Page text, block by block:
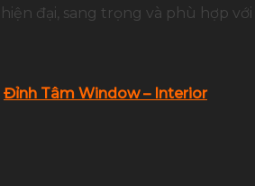
đại, sang trọng và phù hợp
Đỉnh Tâm Window – Interior